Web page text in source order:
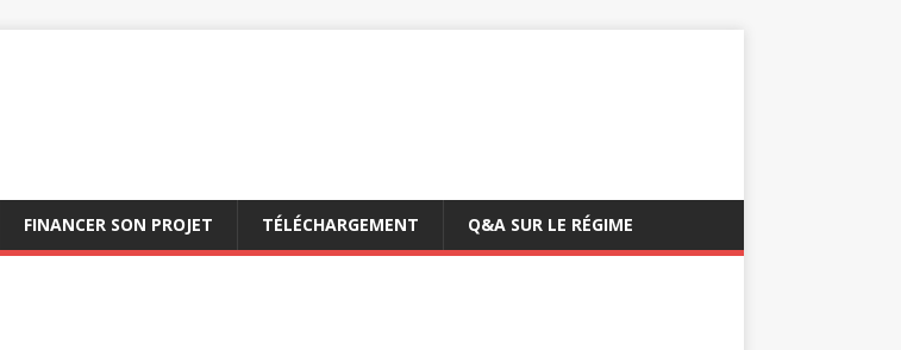
FINANCER SON PROJET TÉLÉCHARGEMENT Q&A SUR LE RÉGIME